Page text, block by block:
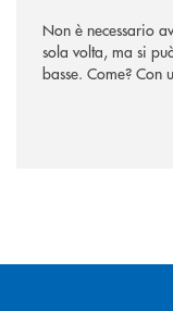
Non è necessario
sola volta, ma si
basse. Come? Con